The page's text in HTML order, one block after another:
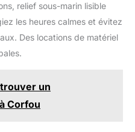
relief sous-marin lisible
les heures calmes et évitez
Des locations de matériel
un
Corfou